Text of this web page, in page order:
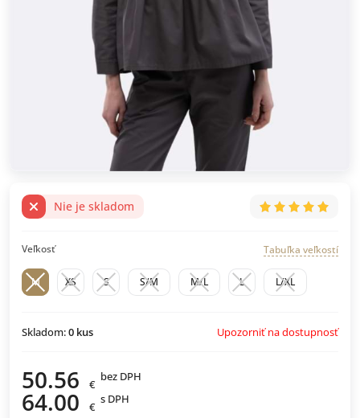
Nie je skladom
Veľkosť Tabuľka veľkostí
M XS S S/M M/L L L/XL
Skladom:0 kus Upozorniť na dostupnosť
50.56 €
bez DPH
64.00 €
s DPH